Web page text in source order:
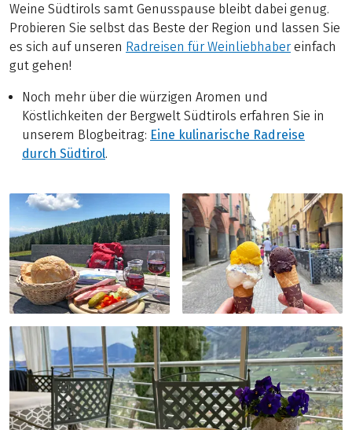
Weine Südtirols samt Genusspause bleibt dabei genug.
Probieren Sie selbst das Beste der Region und lassen Sie
es sich auf unseren Radreisen für Weinliebhaber einfach
gut gehen!
Noch mehr über die würzigen Aromen und
Köstlichkeiten der Bergwelt Südtirols erfahren Sie in
unserem Blogbeitrag: Eine kulinarische Radreise
durch Südtirol.